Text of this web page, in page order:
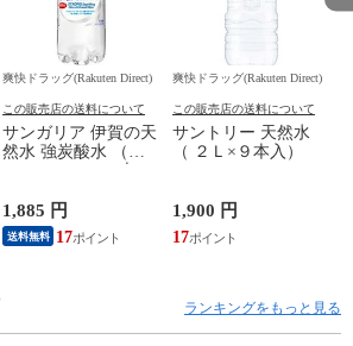
爽快ドラッグ(Rakuten Direct)
この販売店の送料について
サンガリア 伊賀の天
然水 強炭酸水 （５
1,885 円
送料無料 17
爽快ドラッグ(Rakuten Direct)
この販売店の送料について
サントリー 天然水
（ ２Ｌ×９本入）
1,900 円
17
ランキングをもっと見る